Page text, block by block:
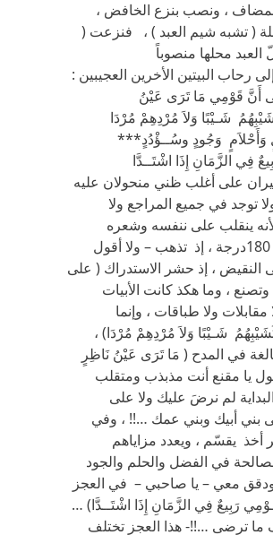
، ونصب بنزع الخافض ،
( تشبه شيم العبد ) ، فنزعت (
محلها منصوباً
رحاب البيتين الأخرين العجيبين :
أَنَّ قَوْمِي مَا تَرَى عَيْنُ
شَـيْبًا وَلاَ مُرْدِهِمْ مُرْدَا
وَأَحْلاَمٍ وَجُودٍ وسُــؤْدُدٍ***
فِي الزَّمَانِ إِذَا اشْتَــدَّا
على أغلب ظني منحولان عليه
توجد في جميع المراجع ولا
ينقلب على ننفسه وشعره
وأحاسيسه 180درجة ، إذ تذهب – ولا أقول
النقيض ، إذ حشر الاستدراك ( على
، وما هكذ كانت الأبيات
مقابلات ولا طباقات ، وإنما
شَـيْبًا وَلاَ مُرْدِهِمْ مُرْدَا) ،
في المدح ( مَا تَرَى عَيْنُ نَاظِرٍ
يا مقنع أنت مذبذب ومتقلب
لم نرضَ عليك ولا على
بني أبيك وبني عمك …!! ، وفي
أخذ يقسّم ، ويعدد مزاياهم
في الفضل والحلم والجود
معي – يا صاحبي – في العجز
رَبِيعٌ فِي الزَّمَانِ إِذَا اشْتَــدَّا) …
ما ترضى …!!- هذا العجز تختلف